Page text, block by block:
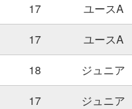
17
ユースA
17
ユースA
18
ジュニア
17
ジュニア